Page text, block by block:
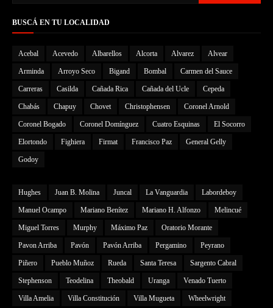
BUSCÁ EN TU LOCALIDAD
Acebal Acevedo Albarellos Alcorta Alvarez Alvear
Arminda Arroyo Seco Bigand Bombal Carmen del Sauce
Carreras Casilda Cañada Rica Cañada del Ucle Cepeda
Chabás Chapuy Chovet Christophensen Coronel Arnold
Coronel Bogado Coronel Domínguez Cuatro Esquinas El Socorro
Elortondo Fighiera Firmat Francisco Paz General Gelly
Godoy
Hughes Juan B. Molina Juncal La Vanguardia Labordeboy
Manuel Ocampo Mariano Benítez Mariano H. Alfonzo Melincué
Miguel Torres Murphy Máximo Paz Oratorio Morante
Pavon Arriba Pavón Pavón Arriba Pergamino Peyrano
Piñero Pueblo Muñoz Rueda Santa Teresa Sargento Cabral
Stephenson Teodelina Theobald Uranga Venado Tuerto
Villa Amelia Villa Constitución Villa Mugueta Wheelwright